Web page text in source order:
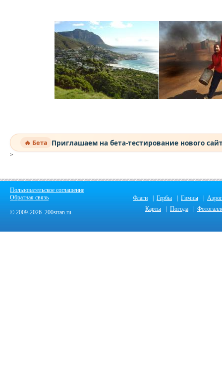
🔥 Бета Приглашаем на бета-тестирование нового
>
Пользовательское соглашение
Обратная связь
© 2009-2026 200stran.ru
Флаги Гербы Гимны
Карты
Погода